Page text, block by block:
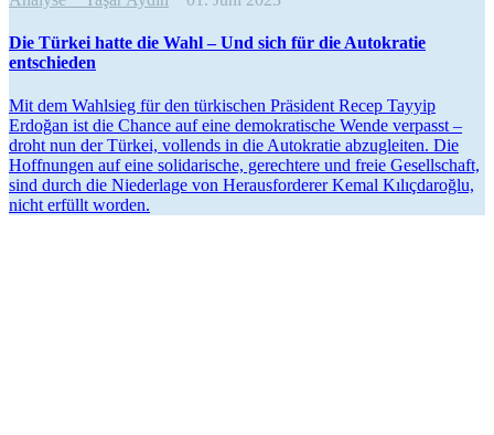
Die Türkei hatte die Wahl – Und sich für die Autokratie
entschieden
Mit dem Wahlsieg für den türki­schen Präsident Recep Tayyip
Erdoğan ist die Chance auf eine demokra­tische Wende verpasst –
droht nun der Türkei, vollends in die Autokratie abzugleiten. Die
Hoffnungen auf eine solida­rische, gerechtere und freie Gesell­schaft,
sind durch die Niederlage von Heraus­for­derer Kemal Kılıç­da­roğlu,
nicht erfüllt worden.